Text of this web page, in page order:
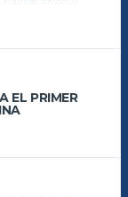
EL PRIMER